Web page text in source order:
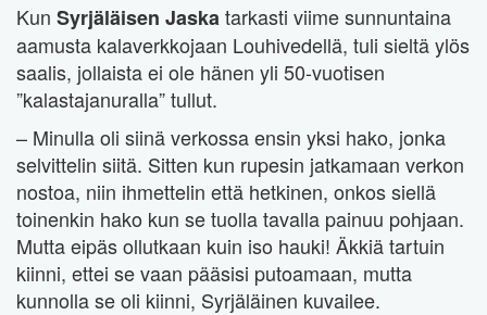
Kun Syrjäläisen Jaskatarkasti viime sunnuntaina
aamusta kalaverkkojaan Louhivedellä, tuli sieltä ylös
saalis, jollaista ei ole hänen yli 50-vuotisen
”kalastajanuralla” tullut.
– Minulla oli siinä verkossa ensin yksi hako, jonka
selvittelin siitä. Sitten kun rupesin jatkamaan verkon
nostoa, niin ihmettelin että hetkinen, onkos siellä
toinenkin hako kun se tuolla tavalla painuu pohjaan.
Mutta eipäs ollutkaan kuin iso hauki! Äkkiä tartuin
kiinni, ettei se vaan pääsisi putoamaan, mutta
kunnolla se oli kiinni, Syrjäläinen kuvailee.